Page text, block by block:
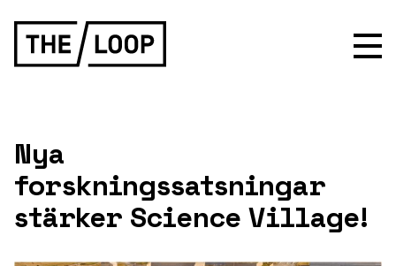
Nya
forskningssatsningar
stärker Science Village!